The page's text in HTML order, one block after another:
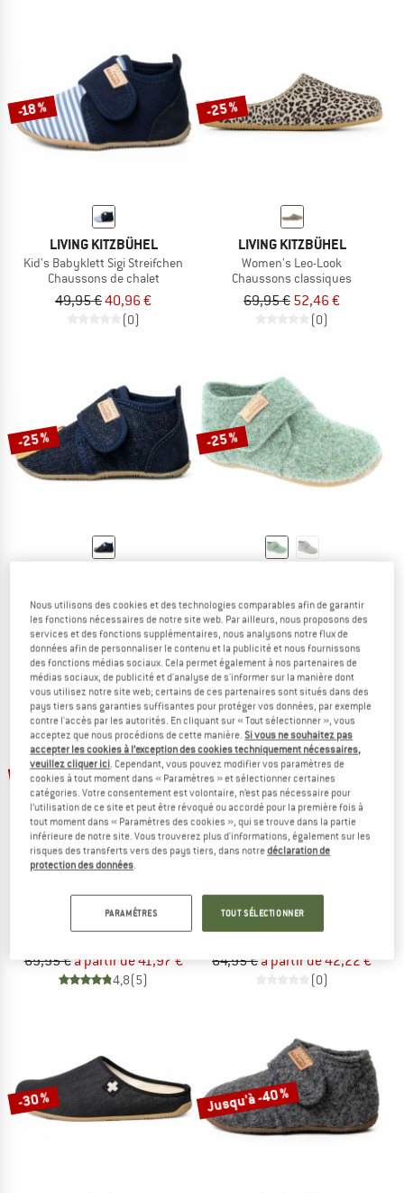
-18 %
LIVING KITZBÜHEL
Kid's Babyklett Sigi Streifchen
Chaussons de chalet
49,95 €40,96 €
(0)
-25 %
LIVING KITZBÜHEL
Women's Leo-Look
Chaussons classiques
69,95 € 52,46 €
(0)
-25 %
Chaussons de chalet
64,95 €48,71 €
(0)
-25 %
Chaussons de chalet
44,95 € 33,71 €
5,0(3)
Jusqu'à -40 %
LIVING KITZBÜHEL
69,95 € à partir de 41,97 €
4,8(5)
Jusqu'à -35 %
LIVING KITZBÜHEL
64,95 € à partir de 42,22 €
(0)
-30 % Jusqu'à -40 %
Nous utilisons des cookies et des technologies comparables afin de garantir
les fonctions nécessaires de notre site web. Par ailleurs, nous proposons des
services et des fonctions supplémentaires, nous analysons notre flux de
données afin de personnaliser le contenu et la publicité et nous fournissons
des fonctions médias sociaux. Cela permet également à nos partenaires de
médias sociaux, de publicité et d'analyse de s'informer sur la manière dont
vous utilisez notre site web; certains de ces partenaires sont situés dans des
pays tiers sans garanties suffisantes pour protéger vos données, par exemple
contre l'accès par les autorités. En cliquant sur « Tout sélectionner », vous
acceptez que nous procédions de cette manière.Si vous ne souhaitez pas
accepter les cookies à l’exception des cookies techniquement nécessaires,
veuillez cliquer ici. Cependant, vous pouvez modifier vos paramètres de
cookies à tout moment dans « Paramètres » et sélectionner certaines
catégories. Votre consentement est volontaire, n’est pas nécessaire pour
l’utilisation de ce site et peut être révoqué ou accordé pour la première fois à
tout moment dans « Paramètres des cookies », qui se trouve dans la partie
inférieure de notre site. Vous trouverez plus d'informations, également sur les
risques des transferts vers des pays tiers, dans notredéclaration de
protection des données.
PARAMÈTRES TOUT SÉLECTIONNER